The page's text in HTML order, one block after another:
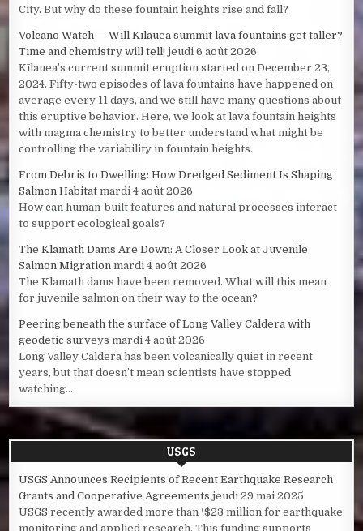
City. But why do these fountain heights rise and fall?
Volcano Watch — Will Kīlauea summit lava fountains get taller?
Time and chemistry will tell! jeudi 6 août 2026
Kīlauea’s current summit eruption started on December 23,
2024. Fifty-two episodes of lava fountains have happened on
average every 11 days, and we still have many questions about
this eruptive behavior. Here, we look at lava fountain heights
with magma chemistry to better understand what might be
controlling the variability in fountain heights.
From Debris to Dwelling: How Dredged Sediment Is Shaping
Salmon Habitat mardi 4 août 2026
How can human-built features and natural processes interact
to support ecological goals?
The Klamath Dams Are Down: A Closer Look at Juvenile
Salmon Migration mardi 4 août 2026
The Klamath dams have been removed. What will this mean
for juvenile salmon on their way to the ocean?
Peering beneath the surface of Long Valley Caldera with
geodetic surveys mardi 4 août 2026
Long Valley Caldera has been volcanically quiet in recent
years, but that doesn’t mean scientists have stopped
watching...
USGS
USGS Announces Recipients of Recent Earthquake Research
Grants and Cooperative Agreements jeudi 29 mai 2025
USGS recently awarded more than \$23 million for earthquake
monitoring and applied research. This funding supports